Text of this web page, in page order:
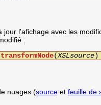
l'afichage avec les
:
transformNode(XSLsource)
nuages (sourceet feuille de